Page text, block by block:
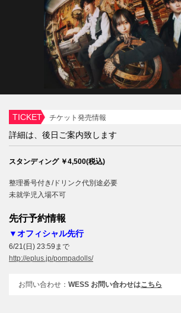
TICKET チケット発売情報
詳細は、後日ご案内致します
スタンディング ￥4,500(税込)
整理番号付き/ドリンク代別途必要
未就学児入場不可
先行予約情報
▼オフィシャル先行
6/21(日) 23:59まで
http://eplus.jp/pompadolls/
お問い合わせ： WESS お問い合わせはこちら